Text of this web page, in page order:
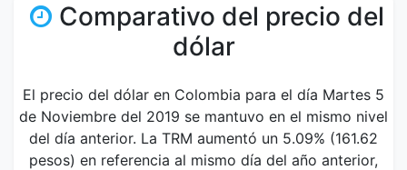
Comparativo del precio del
dólar
El precio del dólar en Colombia para el día Martes 5
de Noviembre del 2019 se mantuvo en el mismo nivel
del día anterior. La TRM aumentó un 5.09% (161.62
pesos) en referencia al mismo día del año anterior,